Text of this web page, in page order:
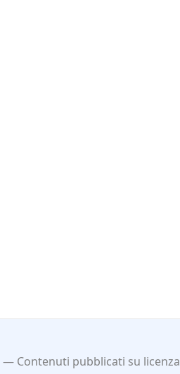
Contenuti pubblicati su licenza